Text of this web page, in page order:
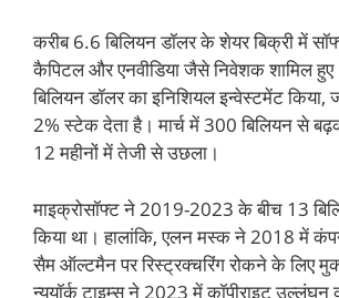
करीब 6.6 बिलियन डॉलर के शेयर बिक्री में
कैपिटल और एनवीडिया जैसे निवेशक शामिल
बिलियन डॉलर का इनिशियल इन्वेस्टमेंट
2% स्टेक देता है। मार्च में 300 बिलियन से
12 महीनों में तेजी से उछला।
माइक्रोसॉफ्ट ने 2019-2023 के बीच 13
किया था। हालांकि, एलन मस्क ने 2018 में
सैम ऑल्टमैन पर रिस्ट्रक्चरिंग रोकने के लिए
न्यूयॉर्क टाइम्स ने 2023 में कॉपीराइट उल्लंघन